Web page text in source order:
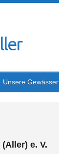
Unsere Gewässer
e. V.